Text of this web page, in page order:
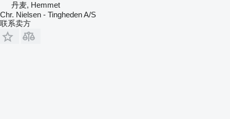
丹麦, Hemmet
Chr. Nielsen - Tingheden A/S
联系卖方